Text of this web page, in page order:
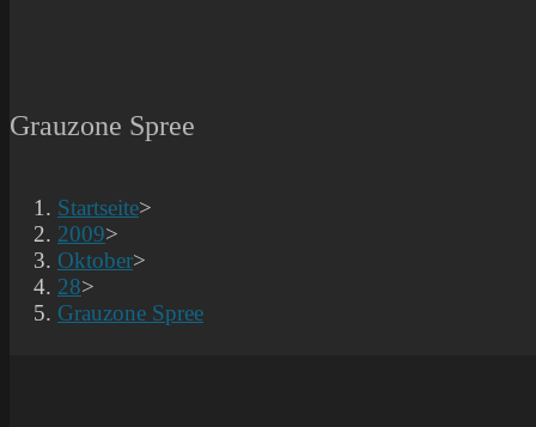
Grauzone Spree
Startseite>
2009>
Oktober>
28>
Grauzone Spree